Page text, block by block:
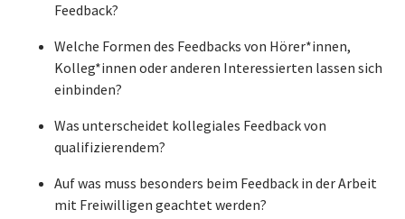
Feedback?
Welche Formen des Feedbacks von Hörer*innen,
Kolleg*innen oder anderen Interessierten lassen sich
einbinden?
Was unterscheidet kollegiales Feedback von
qualifizierendem?
Auf was muss besonders beim Feedback in der Arbeit
mit Freiwilligen geachtet werden?